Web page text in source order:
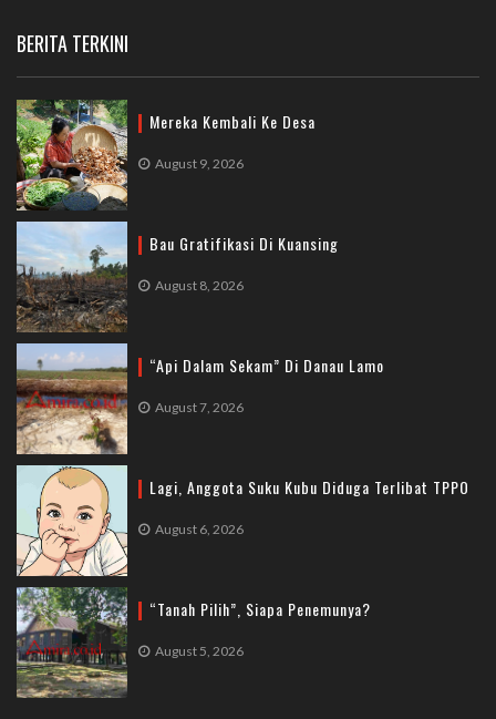
BERITA TERKINI
Mereka Kembali Ke Desa
August 9, 2026
Bau Gratifikasi Di Kuansing
August 8, 2026
“Api Dalam Sekam” Di Danau Lamo
August 7, 2026
Lagi, Anggota Suku Kubu Diduga Terlibat TPPO
August 6, 2026
“Tanah Pilih”, Siapa Penemunya?
August 5, 2026